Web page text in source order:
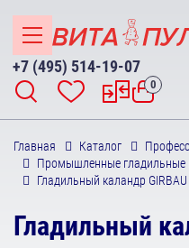
+7 (495) 514-19-07
0
Главная Каталог
Промышленные
Гладильный каландр
Гладильный